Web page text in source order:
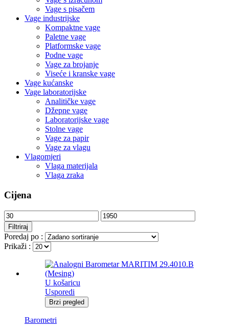
Vage s pisačem
Vage industrijske
Kompaktne vage
Paletne vage
Platformske vage
Podne vage
Vage za brojanje
Viseće i kranske vage
Vage kućanske
Vage laboratorijske
Analitičke vage
Džepne vage
Laboratorijske vage
Stolne vage
Vage za papir
Vage za vlagu
Vlagomjeri
Vlaga materijala
Vlaga zraka
Cijena
Min
cijena
Maks
cijena
Filtriraj
Poredaj po :
Prikaži :
U košaricu
Usporedi
Brzi pregled
Barometri